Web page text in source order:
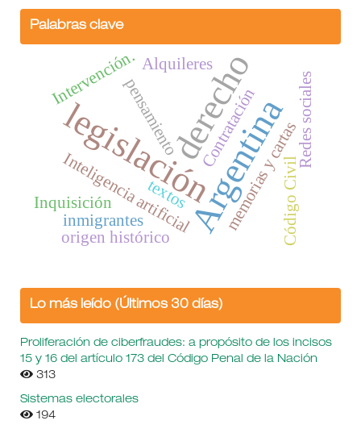
Palabras clave
legislaciónArgentina
derecho
Inteligencia artificial memorias y cartas
pensamiento Redes sociales
Código Civil
Intervención.
origen histórico
Alquileres
Contratación
Inquisición
inmigrantes
textos
Lo más leído (Últimos 30 días)
Proliferación de ciberfraudes: a propósito de los incisos
15 y 16 del artículo 173 del Código Penal de la Nación
313
Sistemas electorales
194